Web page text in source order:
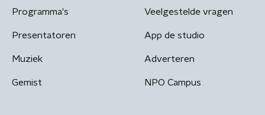
Programma's
Presentatoren
Muziek
Gemist
Veelgestelde vragen
App de studio
Adverteren
NPO Campus